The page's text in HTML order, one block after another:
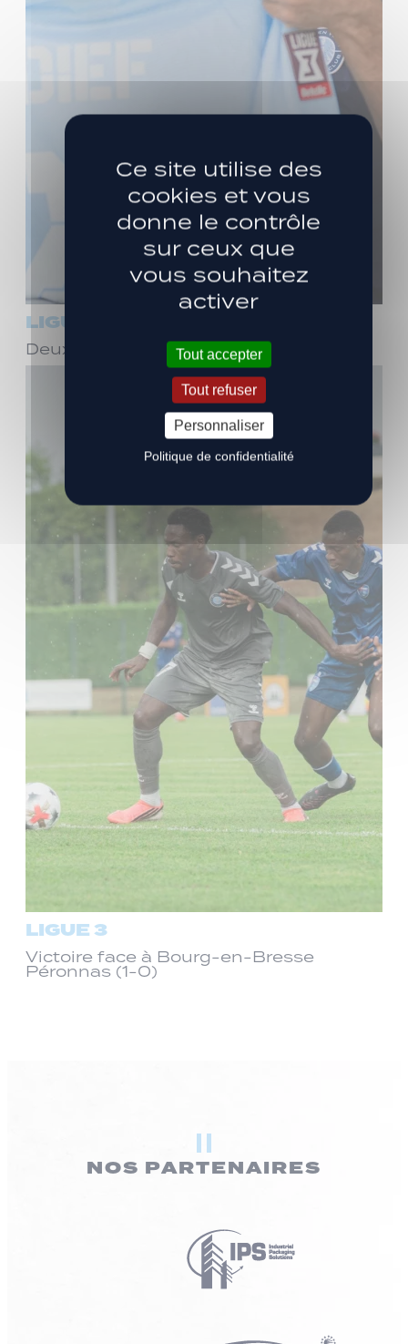
LIGUE 3
Deux ans de plus avec Stéphane Dief !
LIGUE 3
Victoire face à Bourg-en-Bresse
Péronnas (1-0)
NOS PARTENAIRES
Ce site utilise des
cookies et vous
donne le contrôle
sur ceux que
vous souhaitez
activer
Tout accepter
Tout refuser
Personnaliser
Politique de confidentialité